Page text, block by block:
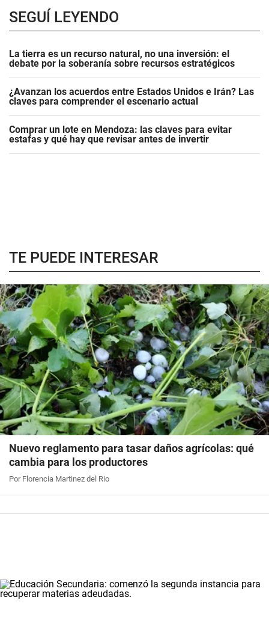
SEGUÍ LEYENDO
La tierra es un recurso natural, no una inversión: el
debate por la soberanía sobre recursos estratégicos
¿Avanzan los acuerdos entre Estados Unidos e Irán? Las
claves para comprender el escenario actual
Comprar un lote en Mendoza: las claves para evitar
estafas y qué hay que revisar antes de invertir
TE PUEDE INTERESAR
Nuevo reglamento para tasar daños agrícolas: qué
cambia para los productores
Por Florencia Martinez del Rio